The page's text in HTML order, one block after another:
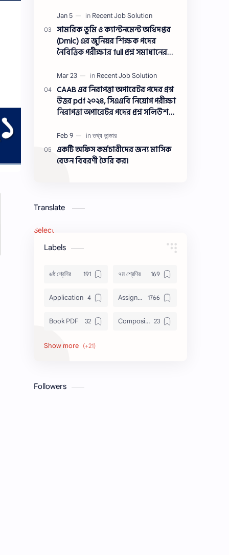
২০২৩
সামরিক ভূমি ও ক্যান্টনমেন্ট অধিদপ্তর
(Dmlc) এর জুনিয়র শিক্ষক পদের
নৈবিত্তিক পরীক্ষার full প্রশ্ন সমাধানের
question solution pdf 2023,সামরিক
ভূমি ও ক্যান্টনমেন্ট অধিদপ্তর প্রশ্ন
সমাধান ২০২৩
CAAB এর নিরাপত্তা অপারেটর পদের প্রশ্ন
উত্তর pdf ২০২৪, সিএএবি নিয়োগ পরীক্ষা
নিরাপত্তা অপারেটর পদের প্রশ্ন সলিউশন
একটি অফিস কর্মচারীদের জন্য মাসিক
বেতন বিবরণী তৈরি কর।
Translate
Select Language
Labels
৬ষ্ঠ শ্রেণির ৭ম শ্রেণির
Application Assignment
Book PDF Composition
Honors
Model Test
Followers